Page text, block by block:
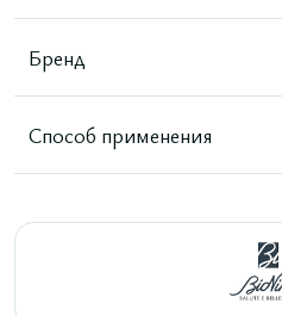
Бренд
Способ применения